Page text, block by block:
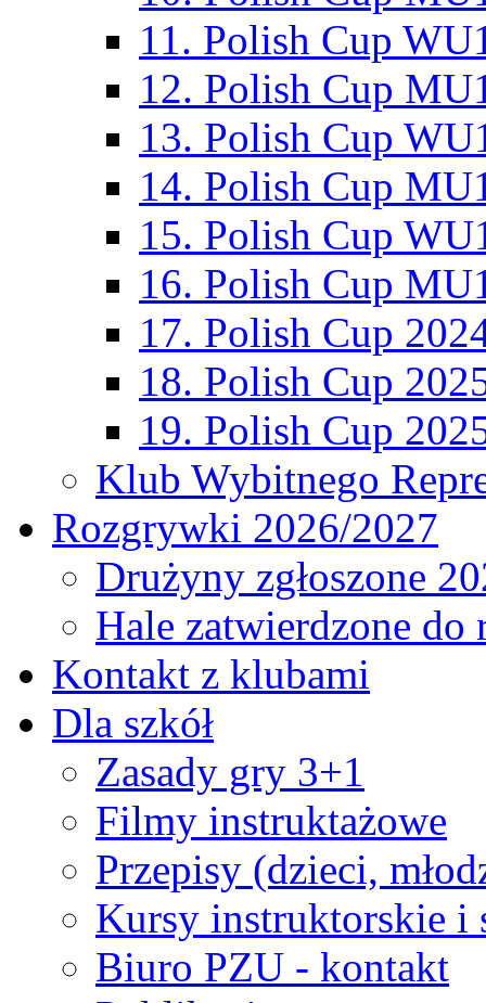
11. Polish Cup
12. Polish Cup
13. Polish Cup
14. Polish Cup
15. Polish Cup
16. Polish Cup
17. Polish Cup
18. Polish Cup
19. Polish Cup
Klub Wybitnego
Rozgrywki 2026/2027
Drużyny zgłoszone
Hale zatwierdzone
Kontakt z klubami
Dla szkół
Zasady gry 3+1
Filmy instruktażowe
Przepisy (dzieci,
Kursy instruktorskie i
Biuro PZU - kontakt